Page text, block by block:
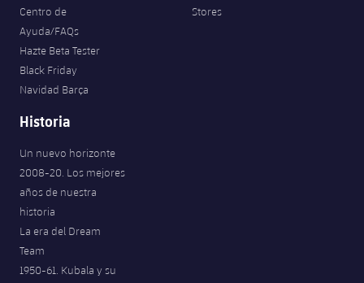
Centro de
Ayuda/FAQs
Hazte Beta Tester
Black Friday
Navidad Barça
Stores
Historia
Un nuevo horizonte
2008-20. Los mejores
años de nuestra
historia
La era del Dream
Team
1950-61. Kubala y su